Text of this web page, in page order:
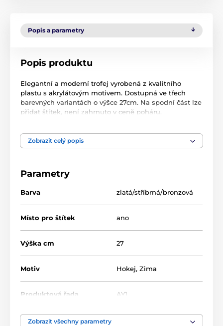
Popis a parametry
Popis produktu
Elegantní a moderní trofej vyrobená z kvalitního
plastu s akrylátovým motivem. Dostupná ve třech
barevných variantách o výšce 27cm. Na spodní část lze
přidat štítek, není zahrnuto v ceně poháru.
Produkt je zařazen v kategoriích
Zobrazit celý popis
Parametry
Barva zlatá/stříbrná/bronzová
Místo pro štítek ano
Výška cm 27
Motiv Hokej, Zima
Produktová řada AY1
Typ ocenění
Zobrazit všechny parametry